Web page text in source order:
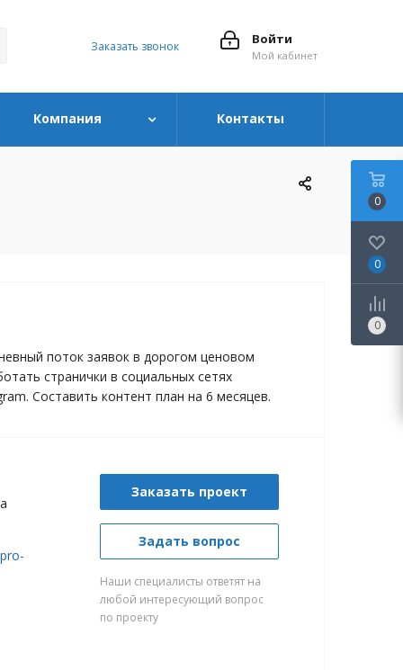
Войти
Мой кабинет
Заказать звонок
Компания Контакты
поток заявок в дорогом ценовом
странички в социальных сетях
Составить контент план на 6 месяцев.
Заказать проект
Задать вопрос
Наши специалисты ответят на
любой интересующий вопрос
по проекту
0
0
0